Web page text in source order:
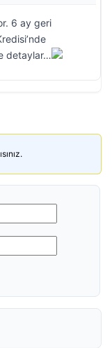
6 ay geri
detaylar…